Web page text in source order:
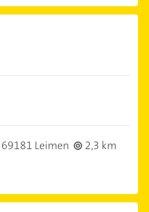
69181 Leimen
2,3 km